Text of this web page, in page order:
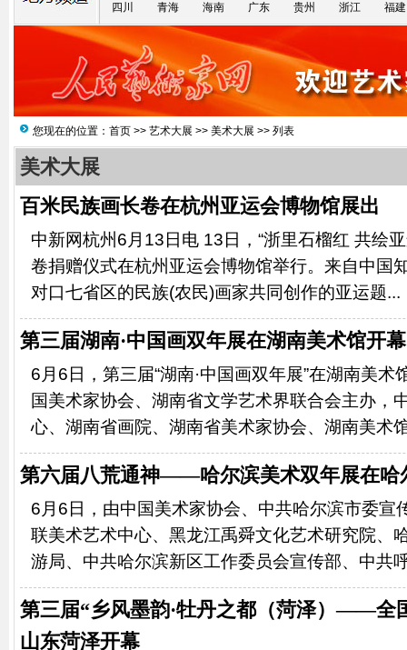
四川
青海 海南 广东 贵州 浙江 福建
您现在的位置： 首页 >> 艺术大展 >> 美术大展 >> 列表
美术大展
百米民族画长卷在杭州亚运会博物馆展出
中新网杭州6月13日电 13日，“浙里石榴红 共绘
卷捐赠仪式在杭州亚运会博物馆举行。来自中国
对口七省区的民族(农民)画家共同创作的亚运题...
第三届湖南·中国画双年展在湖南美术馆开幕
6月6日，第三届“湖南·中国画双年展”在湖南美术
国美术家协会、湖南省文学艺术界联合会主办，
心、湖南省画院、湖南省美术家协会、湖南美术
第六届八荒通神——哈尔滨美术双年展在哈
6月6日，由中国美术家协会、中共哈尔滨市委宣
联美术艺术中心、黑龙江禹舜文化艺术研究院、
游局、中共哈尔滨新区工作委员会宣传部、中共
第三届“乡风墨韵·牡丹之都（菏泽）——全
山东菏泽开幕